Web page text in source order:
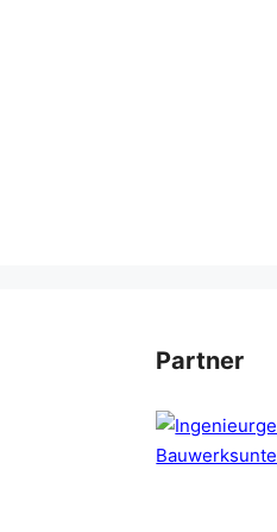
Partner